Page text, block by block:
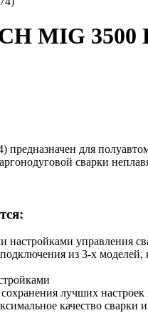
MIG 3500
для
сварки
управления
из 3-х
лучших
качество